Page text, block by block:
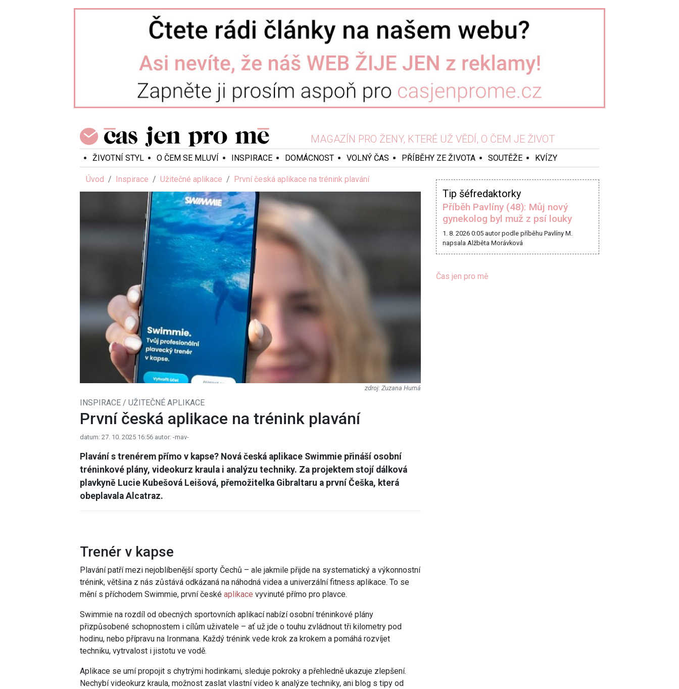
MAGAZÍN PRO ŽENY, KTERÉ UŽ VĚDÍ, O ČEM JE ŽIVOT
ŽIVOTNÍ STYL O ČEM SE MLUVÍ INSPIRACE DOMÁCNOST VOLNÝ ČAS PŘÍBĚHY ZE ŽIVOTA SOUTĚŽE KVÍZY
Úvod Inspirace Užitečné aplikace První česká aplikace na trénink plavání
Zuzana Hurná
INSPIRACE / UŽITEČNÉ APLIKACE
První česká aplikace na trénink plavání
datum: 27. 10. 2025 16:56 autor: -mav-
Plavání s trenérem přímo v kapse? Nová česká aplikace Swimmie přináší osobní
tréninkové plány, videokurz kraula i analýzu techniky. Za projektem stojí dálková
plavkyně Lucie Kubešová Leišová, přemožitelka Gibraltaru a první Češka, která
obeplavala Alcatraz.
Trenér v kapse
Plavání patří mezi nejoblíbenější sporty Čechů – ale jakmile přijde na systematický a výkonnostní
trénink, většina z nás zůstává odkázaná na náhodná videa a univerzální fitness aplikace. To se
mění s příchodem Swimmie, první české aplikace vyvinuté přímo pro plavce.
Swimmie na rozdíl od obecných sportovních aplikací nabízí osobní tréninkové plány
přizpůsobené schopnostem i cílům uživatele – ať už jde o touhu zvládnout tři kilometry pod
hodinu, nebo přípravu na Ironmana. Každý trénink vede krok za krokem a pomáhá rozvíjet
techniku, vytrvalost i jistotu ve vodě.
Aplikace se umí propojit s chytrými hodinkami, sleduje pokroky a přehledně ukazuje zlepšení.
Nechybí videokurz kraula, možnost zaslat vlastní video k analýze techniky, ani blog s tipy od
Tip šéfredaktorky
Příběh Pavlíny (48): Můj nový
gynekolog byl muž z psí louky
1. 8. 2026 0:05 autor podle příběhu Pavlíny M.
napsala Alžběta Morávková
Čas jen pro mě